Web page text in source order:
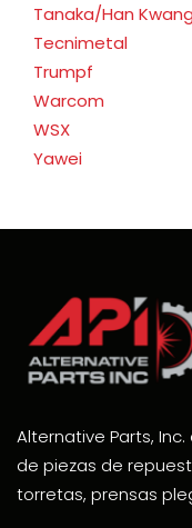
Tanaka/Han Kwang
Tecnimetal
Trumpf
Warcom
WSX
Yawei
Alternative Parts,
de piezas de
torretas, prensas